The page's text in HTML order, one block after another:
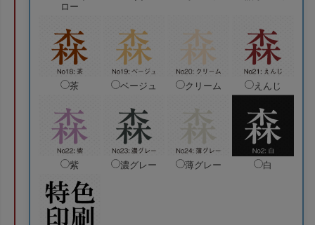
ロー
茶 ベージュ クリーム えんじ
紫 濃グレー 薄グレー 白